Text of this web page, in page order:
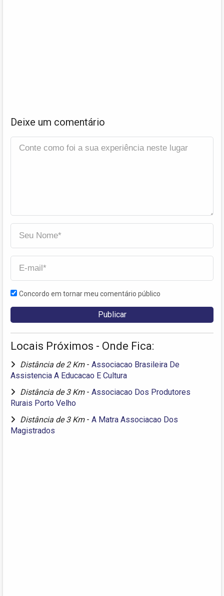
Deixe um comentário
Concordo em tornar meu comentário público
Locais Próximos - Onde Fica:
Distância de 2 Km - Associacao Brasileira De
Assistencia A Educacao E Cultura
Distância de 3 Km - Associacao Dos Produtores
Rurais Porto Velho
Distância de 3 Km - A Matra Associacao Dos
Magistrados